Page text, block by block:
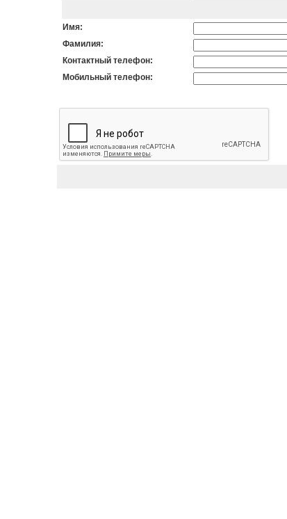
Имя:
Фамилия:
Контактный телефон:
Мобильный телефон: